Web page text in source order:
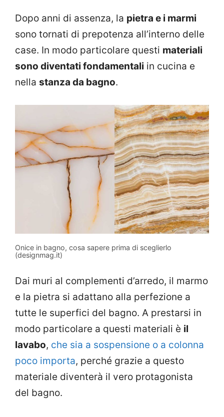
Dopo anni di assenza, la pietra e i marmi
sono tornati di prepotenza all’interno delle
case. In modo particolare questi materiali
sono diventati fondamentali in cucina e
nella stanza da bagno.
Onice in bagno, cosa sapere prima di sceglierlo
(designmag.it)
Dai muri al complementi d’arredo, il marmo
e la pietra si adattano alla perfezione a
tutte le superfici del bagno. A prestarsi in
modo particolare a questi materiali è il
lavabo, che sia a sospensione o a colonna
poco importa, perché grazie a questo
materiale diventerà il vero protagonista
del bagno.